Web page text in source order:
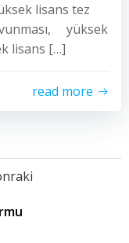
lisans tez
yüksek
lisans […]
read more